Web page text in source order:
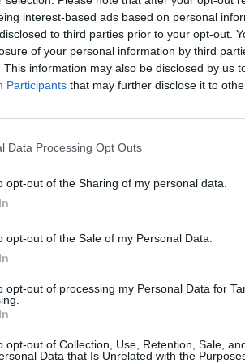
interest-based ads based on personal
to third parties prior to your opt-out.
of your personal information by third
This information may also be disclosed by us
Participants that may further disclose it to
Data Processing Opt Outs
opt-out of the Sharing of my personal data.
opt-out of the Sale of my Personal Data.
opt-out of processing my Personal Data for
opt-out of Collection, Use, Retention, Sale,
Data that Is Unrelated with the
στο Instagram.
δόθηκαν εγγυήσεις για συστράτευση
της και έτοιμη για τις προκλήσεις